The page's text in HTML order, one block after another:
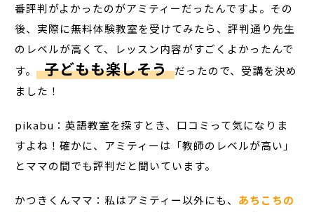
番評判がよかったのがアミティーだったんですよ。その
後、実際に無料体験教室を受けてみたら、評判通り先生
のレベルが高くて、レッスン内容がすごくよかったんで
す。 子どもも楽しそう だったので、受講を決め
ました！
pikabu：英語教室を探すとき、口コミって気になりま
すよね！確かに、アミティーは「教師のレベルが高い」
とママの間でも評判だと聞いています。
かつきくんママ：私はアミティー以外にも、 あちこちの